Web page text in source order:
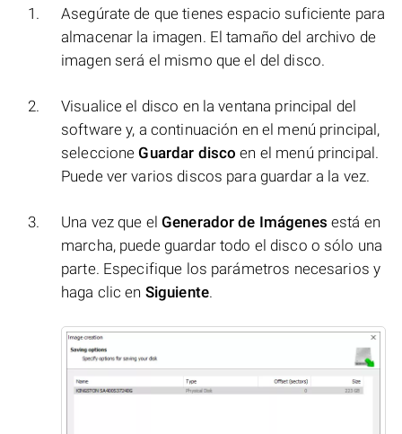
Asegúrate de que tienes espacio suficiente para
almacenar la imagen. El tamaño del archivo de
imagen será el mismo que el del disco.
Visualice el disco en la ventana principal del
software y, a continuación en el menú principal,
seleccioneGuardar disco en el menú principal.
Puede ver varios discos para guardar a la vez.
Una vez que el Generador de Imágenes está en
marcha, puede guardar todo el disco o sólo una
parte. Especifique los parámetros necesarios y
haga clic en Siguiente.